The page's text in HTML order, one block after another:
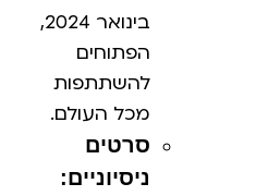
בינואר 2024,
הפתוחים
להשתתפות
מכל העולם.
סרטים
ניסיוניים: